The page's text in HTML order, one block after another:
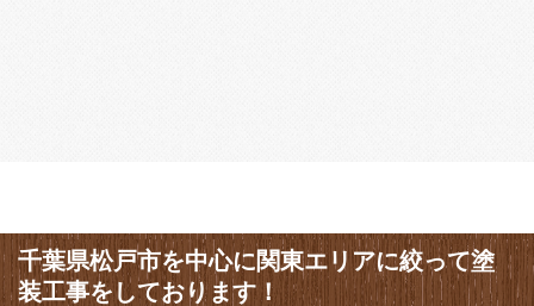
千葉県松戸市を中心に関東エリアに絞って塗
装工事をしております！